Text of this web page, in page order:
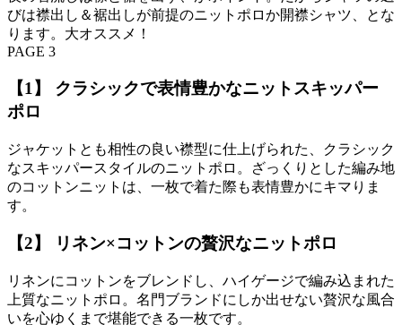
びは襟出し＆裾出しが前提のニットポロか開襟シャツ、とな
ります。大オススメ！
PAGE 3
【1】 クラシックで表情豊かなニットスキッパー
ポロ
ジャケットとも相性の良い襟型に仕上げられた、クラシック
なスキッパースタイルのニットポロ。ざっくりとした編み地
のコットンニットは、一枚で着た際も表情豊かにキマりま
す。
【2】 リネン×コットンの贅沢なニットポロ
リネンにコットンをブレンドし、ハイゲージで編み込まれた
上質なニットポロ。名門ブランドにしか出せない贅沢な風合
いを心ゆくまで堪能できる一枚です。